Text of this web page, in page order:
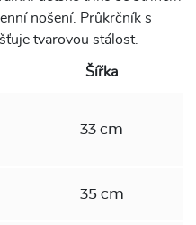
nošení. Průkrčník s
tvarovou stálost.
Šířka
33 cm
35 cm